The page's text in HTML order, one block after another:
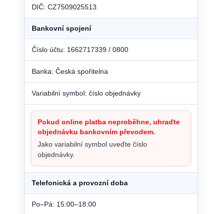
DIČ: CZ7509025513
Bankovní spojení
Číslo účtu: 1662717339 / 0800
Banka: Česká spořitelna
Variabilní symbol: číslo objednávky
Pokud online platba neproběhne, uhraďte
objednávku bankovním převodem.
Jako variabilní symbol uveďte číslo
objednávky.
Telefonická a provozní doba
Po–Pá: 15:00–18:00